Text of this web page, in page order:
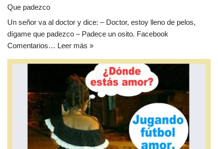
Que padezco
Un señor va al doctor y dice: – Doctor, estoy lleno de pelos,
dígame que padezco – Padece un osito. Facebook
Comentarios… Leer más »